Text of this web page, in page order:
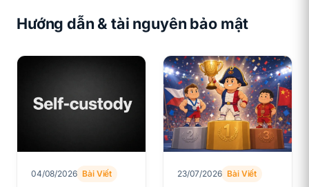
Hướng dẫn & tài nguyên bảo mật
04/08/2026 Bài Viết 23/07/2026 Bài Viết